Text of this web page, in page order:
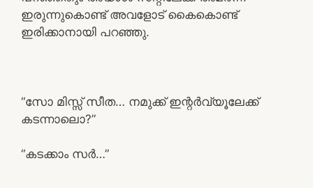
ഇരുന്നുകൊണ്ട് അവളോട് കൈകൊണ്ട്
ഇരിക്കാനായി പറഞ്ഞു.
“സോ മിസ്സ്‌ സീത… നമുക്ക് ഇന്റർവ്യൂലേക്ക്
കടന്നാലൊ?”
“കടക്കാം സർ…”